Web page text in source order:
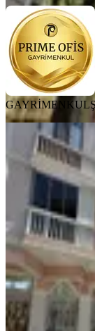
GAYRİMENKUL
BALKONLU
REALTY GATE
Ara